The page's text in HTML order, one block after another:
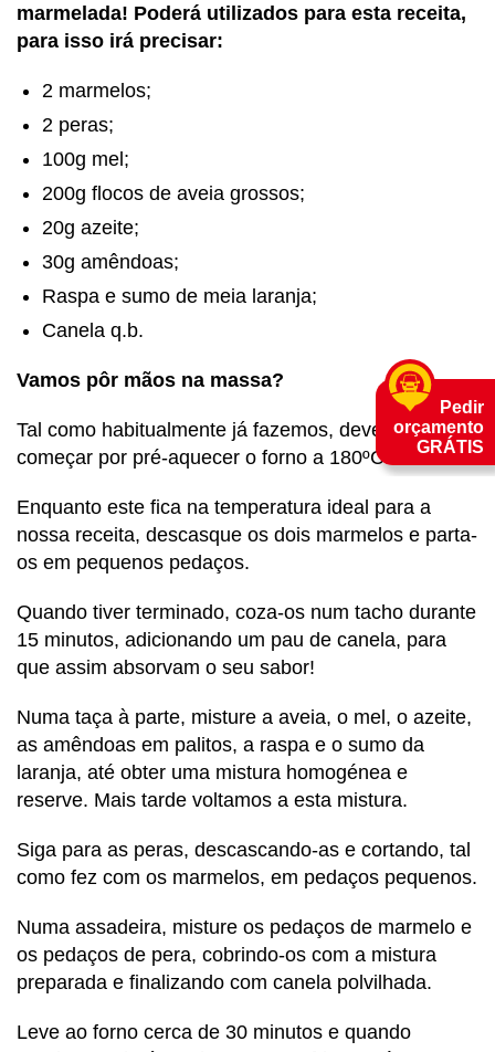
marmelada! Poderá utilizados para esta receita,
para isso irá precisar:
2 marmelos;
2 peras;
100g mel;
200g flocos de aveia grossos;
20g azeite;
30g amêndoas;
Raspa e sumo de meia laranja;
Canela q.b.
Vamos pôr mãos na massa?
Tal como habitualmente já fazemos, deverá
começar por pré-aquecer o forno a 180ºC.
Enquanto este fica na temperatura ideal para a
nossa receita, descasque os dois marmelos e parta-
os em pequenos pedaços.
Quando tiver terminado, coza-os num tacho durante
15 minutos, adicionando um pau de canela, para
que assim absorvam o seu sabor!
Numa taça à parte, misture a aveia, o mel, o azeite,
as amêndoas em palitos, a raspa e o sumo da
laranja, até obter uma mistura homogénea e
reserve. Mais tarde voltamos a esta mistura.
Siga para as peras, descascando-as e cortando, tal
como fez com os marmelos, em pedaços pequenos.
Numa assadeira, misture os pedaços de marmelo e
os pedaços de pera, cobrindo-os com a mistura
preparada e finalizando com canela polvilhada.
Leve ao forno cerca de 30 minutos e quando
Pedir
orçamento
GRÁTIS